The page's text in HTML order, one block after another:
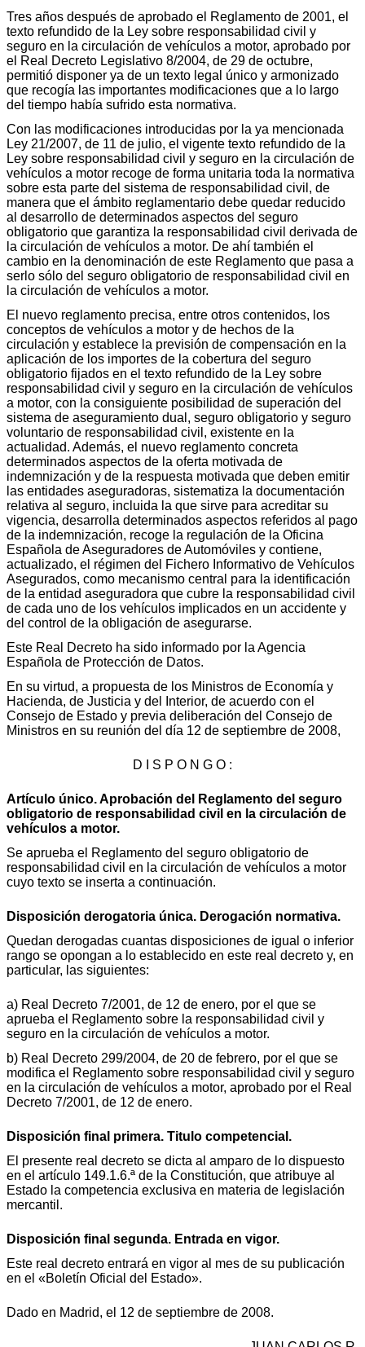
Tres años después de aprobado el Reglamento de 2001, el
texto refundido de la Ley sobre responsabilidad civil y
seguro en la circulación de vehículos a motor, aprobado por
el Real Decreto Legislativo 8/2004, de 29 de octubre,
permitió disponer ya de un texto legal único y armonizado
que recogía las importantes modificaciones que a lo largo
del tiempo había sufrido esta normativa.
Con las modificaciones introducidas por la ya mencionada
Ley 21/2007, de 11 de julio, el vigente texto refundido de la
Ley sobre responsabilidad civil y seguro en la circulación de
vehículos a motor recoge de forma unitaria toda la normativa
sobre esta parte del sistema de responsabilidad civil, de
manera que el ámbito reglamentario debe quedar reducido
al desarrollo de determinados aspectos del seguro
obligatorio que garantiza la responsabilidad civil derivada de
la circulación de vehículos a motor. De ahí también el
cambio en la denominación de este Reglamento que pasa a
serlo sólo del seguro obligatorio de responsabilidad civil en
la circulación de vehículos a motor.
El nuevo reglamento precisa, entre otros contenidos, los
conceptos de vehículos a motor y de hechos de la
circulación y establece la previsión de compensación en la
aplicación de los importes de la cobertura del seguro
obligatorio fijados en el texto refundido de la Ley sobre
responsabilidad civil y seguro en la circulación de vehículos
a motor, con la consiguiente posibilidad de superación del
sistema de aseguramiento dual, seguro obligatorio y seguro
voluntario de responsabilidad civil, existente en la
actualidad. Además, el nuevo reglamento concreta
determinados aspectos de la oferta motivada de
indemnización y de la respuesta motivada que deben emitir
las entidades aseguradoras, sistematiza la documentación
relativa al seguro, incluida la que sirve para acreditar su
vigencia, desarrolla determinados aspectos referidos al pago
de la indemnización, recoge la regulación de la Oficina
Española de Aseguradores de Automóviles y contiene,
actualizado, el régimen del Fichero Informativo de Vehículos
Asegurados, como mecanismo central para la identificación
de la entidad aseguradora que cubre la responsabilidad civil
de cada uno de los vehículos implicados en un accidente y
del control de la obligación de asegurarse.
Este Real Decreto ha sido informado por la Agencia
Española de Protección de Datos.
En su virtud, a propuesta de los Ministros de Economía y
Hacienda, de Justicia y del Interior, de acuerdo con el
Consejo de Estado y previa deliberación del Consejo de
Ministros en su reunión del día 12 de septiembre de 2008,
D I S P O N G O :
Artículo único. Aprobación del Reglamento del seguro
obligatorio de responsabilidad civil en la circulación de
vehículos a motor.
Se aprueba el Reglamento del seguro obligatorio de
responsabilidad civil en la circulación de vehículos a motor
cuyo texto se inserta a continuación.
Disposición derogatoria única. Derogación normativa.
Quedan derogadas cuantas disposiciones de igual o inferior
rango se opongan a lo establecido en este real decreto y, en
particular, las siguientes:
a) Real Decreto 7/2001, de 12 de enero, por el que se
aprueba el Reglamento sobre la responsabilidad civil y
seguro en la circulación de vehículos a motor.
b) Real Decreto 299/2004, de 20 de febrero, por el que se
modifica el Reglamento sobre responsabilidad civil y seguro
en la circulación de vehículos a motor, aprobado por el Real
Decreto 7/2001, de 12 de enero.
Disposición final primera. Titulo competencial.
El presente real decreto se dicta al amparo de lo dispuesto
en el artículo 149.1.6.ª de la Constitución, que atribuye al
Estado la competencia exclusiva en materia de legislación
mercantil.
Disposición final segunda. Entrada en vigor.
Este real decreto entrará en vigor al mes de su publicación
en el «Boletín Oficial del Estado».
Dado en Madrid, el 12 de septiembre de 2008.